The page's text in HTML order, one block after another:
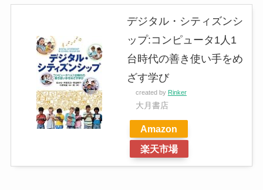
デジタル・シティズンシ
ップ:コンピュータ1人1
台時代の善き使い手をめ
ざす学び
created by Rinker
大月書店
Amazon
楽天市場